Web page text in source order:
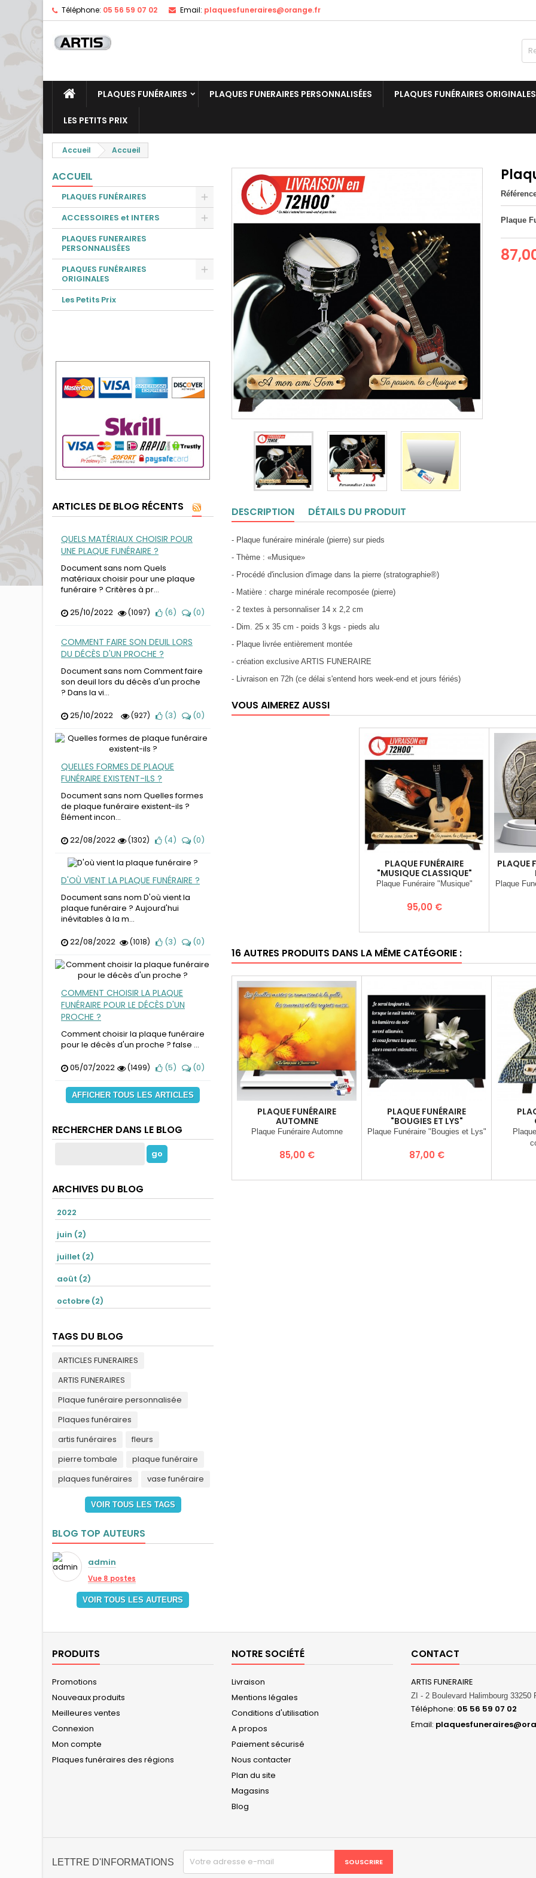
Téléphone: 05 56 59 07 02 Email: plaquesfuneraires@orange.fr
PLAQUES FUNÉRAIRES PLAQUES FUNERAIRES PERSONNALISÉES PLAQUES FUNÉRAIRES ORIGINALES
LES PETITS PRIX
Accueil Accueil
ACCUEIL
PLAQUES FUNÉRAIRES
ACCESSOIRES et INTERS
PLAQUES FUNERAIRES
PERSONNALISÉES
PLAQUES FUNÉRAIRES
ORIGINALES
Les Petits Prix
ARTICLES DE BLOG RÉCENTS
QUELS MATÉRIAUX CHOISIR POUR
UNE PLAQUE FUNÉRAIRE ?
Document sans nom Quels
matériaux choisir pour une plaque
funéraire ? Critères à pr...
25/10/2022
(1097) (6) (0)
COMMENT FAIRE SON DEUIL LORS
DU DÉCÈS D'UN PROCHE ?
Document sans nom Comment faire
son deuil lors du décès d'un proche
? Dans la vi...
25/10/2022
(927) (3) (0)
QUELLES FORMES DE PLAQUE
FUNÉRAIRE EXISTENT-ILS ?
Document sans nom Quelles formes
de plaque funéraire existent-ils ?
Élément incon...
22/08/2022
(1302) (4) (0)
D'OÙ VIENT LA PLAQUE FUNÉRAIRE ?
Document sans nom D'où vient la
plaque funéraire ? Aujourd'hui
inévitables à la m...
22/08/2022
(1018) (3) (0)
COMMENT CHOISIR LA PLAQUE
FUNÉRAIRE POUR LE DÉCÈS D'UN
PROCHE ?
Comment choisir la plaque funéraire
pour le décès d'un proche ? false ...
05/07/2022
(1499) (5) (0)
AFFICHER TOUS LES ARTICLES
RECHERCHER DANS LE BLOG
ARCHIVES DU BLOG
2022
juin (2)
juillet (2)
août (2)
octobre (2)
TAGS DU BLOG
ARTICLES FUNERAIRES
ARTIS FUNERAIRES
Plaque funéraire personnalisée
Plaques funéraires
artis funéraires
fleurs
pierre tombale
plaque funéraire
plaques funéraires
vase funéraire
VOIR TOUS LES TAGS
BLOG TOP AUTEURS
admin
Vue 8 postes
VOIR TOUS LES AUTEURS
Plaque
DESCRIPTION DÉTAILS DU PRODUIT
- Plaque funéraire minérale (pierre) sur pieds
- Thème : «Musique»
- Procédé d'inclusion d'image dans la pierre (stratographie®)
- Matière : charge minérale recomposée (pierre)
- 2 textes à personnaliser 14 x 2,2 cm
- Dim. 25 x 35 cm - poids 3 kgs - pieds alu
- Plaque livrée entièrement montée
- création exclusive ARTIS FUNERAIRE
- Livraison en 72h (ce délai s'entend hors week-end et jours fériés)
VOUS AIMEREZ AUSSI
PLAQUE FUNÉRAIRE
"MUSIQUE CLASSIQUE"
Plaque Funéraire "Musique"
Prix
95,00 €
PLAQUE
Plaque
16 AUTRES PRODUITS DANS LA MÊME CATÉGORIE :
PLAQUE FUNÉRAIRE
AUTOMNE
Plaque Funéraire Automne
Prix
85,00 €
PLAQUE FUNÉRAIRE
"BOUGIES ET LYS"
Plaque Funéraire "Bougies et Lys"
Prix
87,00 €
PRODUITS
Promotions
Nouveaux produits
Meilleures ventes
Connexion
Mon compte
Plaques funéraires des régions
NOTRE SOCIÉTÉ
Livraison
Mentions légales
Conditions d'utilisation
A propos
Paiement sécurisé
Nous contacter
Plan du site
Magasins
Blog
CONTACT
ARTIS FUNERAIRE
ZI - 2 Boulevard Halimbourg 33250
Téléphone: 05 56 59 07 02
Email:
LETTRE D'INFORMATIONS